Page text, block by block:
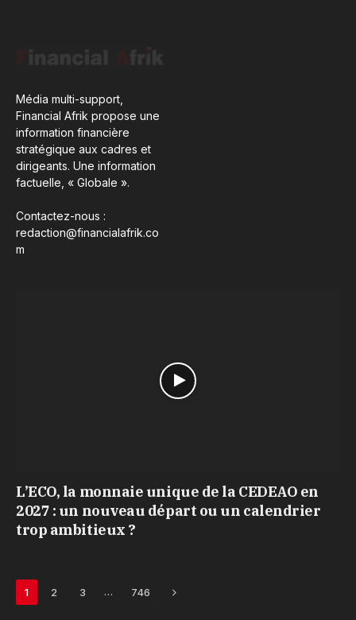
Média multi-support,
Financial Afrik propose une
information financière
stratégique aux cadres et
dirigeants. Une information
factuelle, « Globale ».
Contactez-nous :
redaction@financialafrik.co
m
L’ECO, la monnaie unique de la CEDEAO en
2027 : un nouveau départ ou un calendrier
trop ambitieux ?
1 2 3 … 746 Next